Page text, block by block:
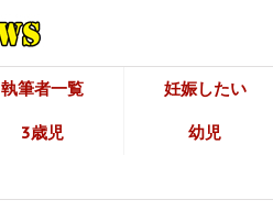
執筆者一覧 妊娠したい
3歳児 幼児